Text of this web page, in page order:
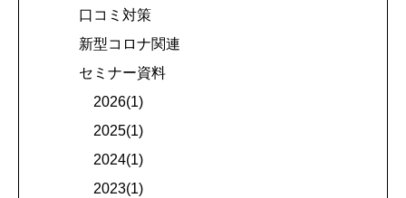
口コミ対策
新型コロナ関連
セミナー資料
2026(1)
2025(1)
2024(1)
2023(1)